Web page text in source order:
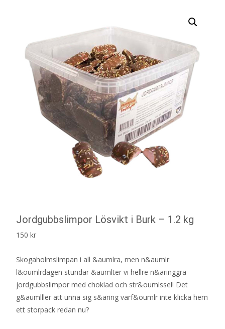
Jordgubbslimpor Lösvikt i Burk – 1.2 kg
150 kr
Skogaholmslimpan i all &aumlra, men n&aumlr
l&oumlrdagen stundar &aumlter vi hellre n&aringgra
jordgubbslimpor med choklad och str&oumlssel! Det
g&aumlller att unna sig s&aring varf&oumlr inte klicka hem
ett storpack redan nu?